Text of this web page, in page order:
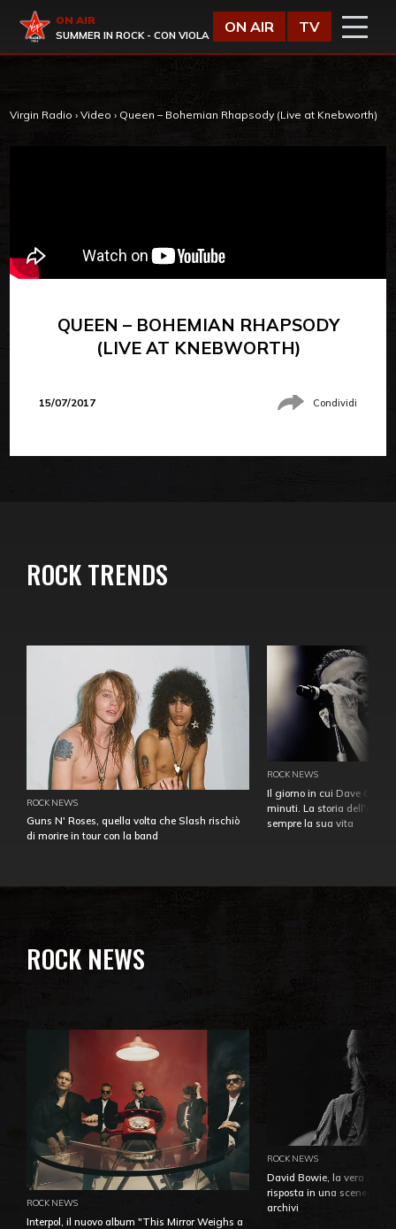
Virgin Radio
ON AIR
SUMMER IN ROCK - CON VIOLA
ON AIR TV
Virgin Radio › Video › Queen – Bohemian Rhapsody (Live at Knebworth)
QUEEN – BOHEMIAN RHAPSODY
(LIVE AT KNEBWORTH)
15/07/2017 Condividi
ROCK TRENDS
ROCK NEWS
Guns N' Roses, quella volta che Slash rischiò
di morire in tour con la band
ROCK NEWS
Il giorno in cui Dave
minuti. La storia
sempre la sua vita
ROCK NEWS
ROCK NEWS
Interpol, il nuovo album "This Mirror Weighs a
ROCK NEWS
David Bowie, la vera
risposta in una
archivi